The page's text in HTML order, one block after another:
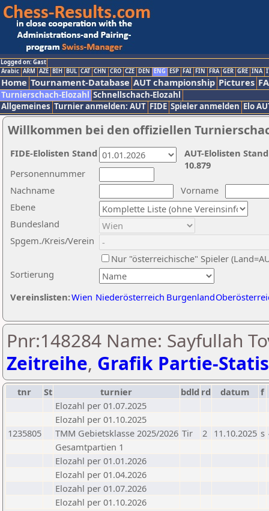
Logged on: Gast
Arabic ARM AZE BIH BUL CAT CHN CRO CZE DEN ENG ESP FAI FIN FRA GER GRE INA
Home Tournament-Database AUT championship Pictures
Turnierschach-Elozahl Schnellschach-Elozahl
Allgemeines Turnier anmelden: AUT FIDE Spieler anmelden Elo
Willkommen bei den offiziellen
Nachname
Vorname
Ebene
Sortierung
Personennummer
Bundesland
Spgem./Kreis/Verein
Nur "österreichische" Spieler
Vereinslisten:Wien Niederösterreich Burgenland
AUT-Elolisten
10.879
FIDE-Elolisten Stand
Pnr:148284 Name: Sayfullah
Zeitreihe, Grafik Partie-
tnr St turnier bdld rd datum
f
Elozahl per 01.07.2025
Elozahl per 01.10.2025
1235805
TMM Gebietsklasse 2025/2026 Tir 2 11.10.2025 s
Gesamtpartien 1
Elozahl per 01.01.2026
Elozahl per 01.04.2026
Elozahl per 01.07.2026
Elozahl per 01.10.2026